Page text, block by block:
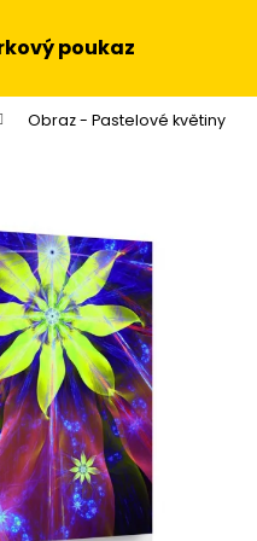
poukaz
Obraz - Pastelové květiny
Co potřebujete
Doporučujeme
NA STĚNU - SLUNEČNICE